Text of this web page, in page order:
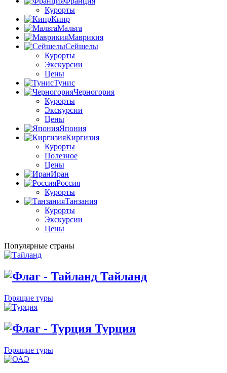
Курорты
Кипр
Мальта
Маврикия
Сейшелы
Курорты
Экскурсии
Цены
Тунис
Черногория
Курорты
Экскурсии
Цены
Япония
Киргизия
Курорты
Полезное
Цены
Иран
Россия
Курорты
Танзания
Курорты
Экскурсии
Цены
Популярные страны
Тайланд
Горящие туры
Турция
Горящие туры